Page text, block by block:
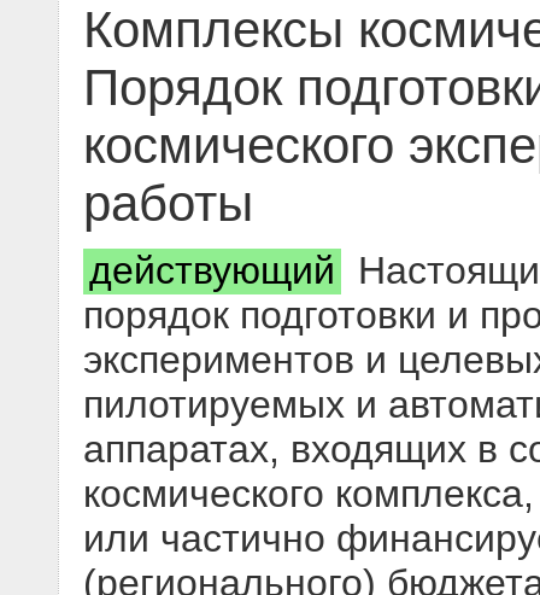
Комплексы
Порядок
космического
работы
действующий
порядок подготовки и
экспериментов и
пилотируемых и
аппаратах, входящих в
космического
или частично
(регионального)